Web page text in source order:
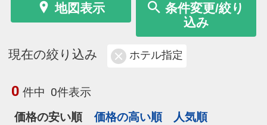
地図表示
条件変更/絞り
込み
現在の絞り込み ホテル指定
0 件中 0件表示
価格の安い順
価格の高い順 人気順